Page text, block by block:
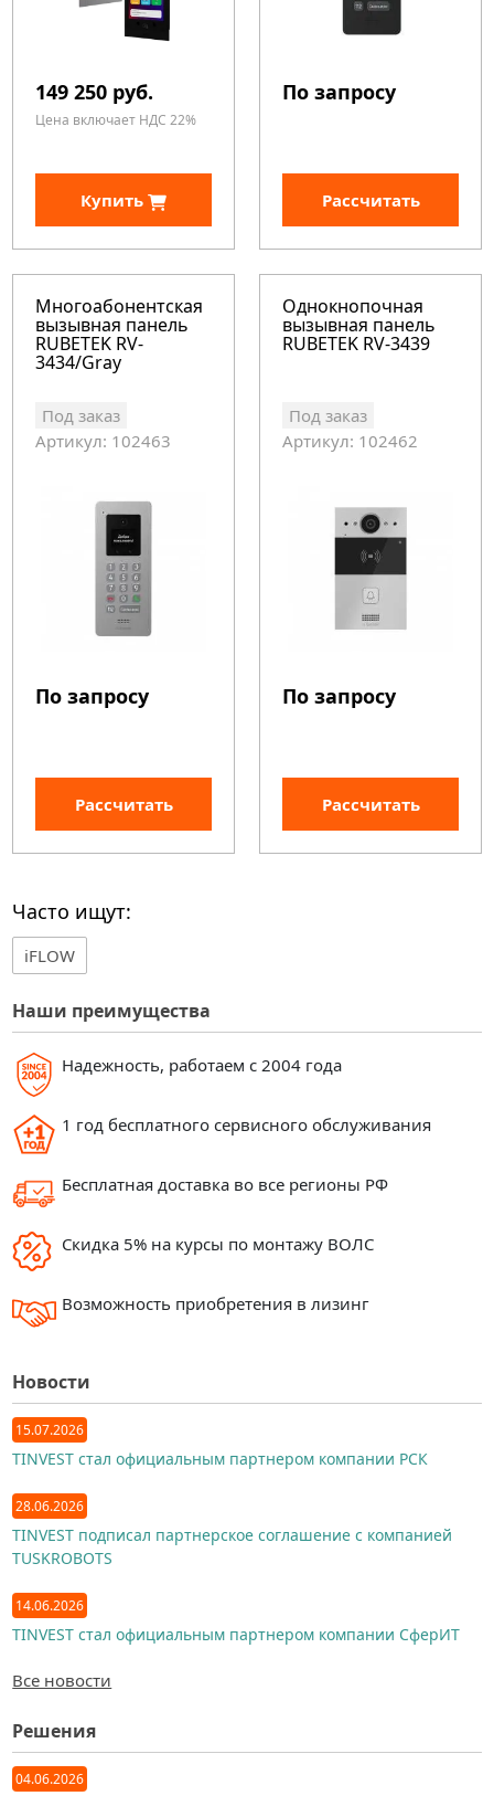
Наши преимущества
Надежность, работаем с 2004 года
1 год бесплатного сервисного обслуживания
Бесплатная доставка во все регионы РФ
Скидка 5% на курсы по монтажу ВОЛС
Возможность приобретения в лизинг
Новости
15.07.2026
TINVEST стал официальным партнером компании РСК
28.06.2026
TINVEST подписал партнерское соглашение с компанией
TUSKROBOTS
14.06.2026
TINVEST стал официальным партнером компании СферИТ
Все новости
Решения
04.06.2026
149 250 руб.
Цена включает НДС 22%
Купить
По запросу
Рассчитать
Многоабонентская
вызывная панель
RUBETEK RV-
3434/Gray
Под заказ
Артикул: 102463
По запросу
Рассчитать
Однокнопочная
вызывная панель
RUBETEK RV-3439
Под заказ
Артикул: 102462
По запросу
Рассчитать
Часто ищут:
iFLOW